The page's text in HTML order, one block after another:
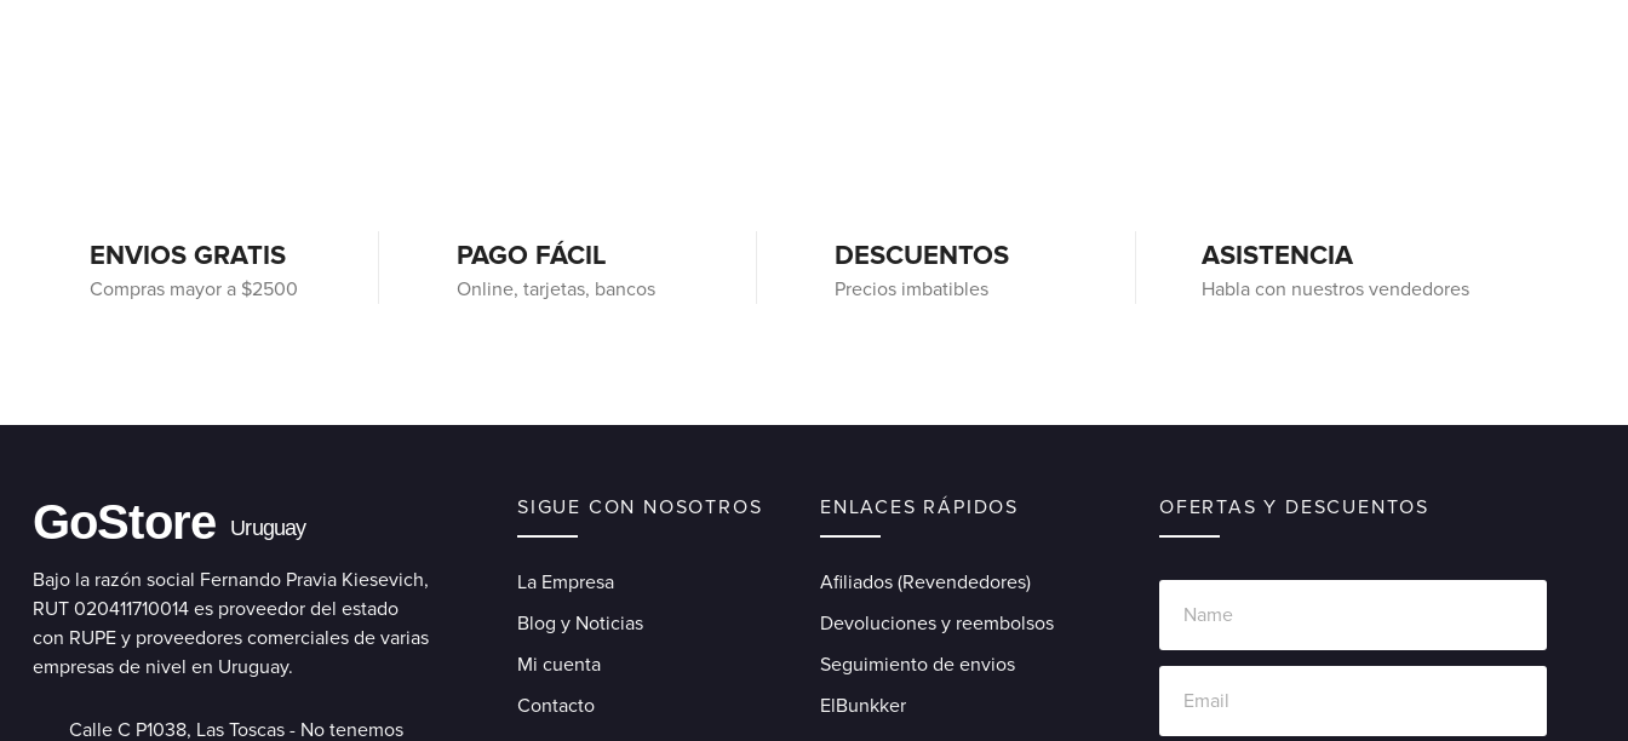
ENVIOS GRATIS
Compras mayor a $2500
PAGO FÁCIL
Online, tarjetas, bancos
DESCUENTOS
Precios imbatibles
ASISTENCIA
Habla con nuestros vendedores
GoStore Uruguay
Bajo la razón social Fernando Pravia Kiesevich,
RUT 020411710014 es proveedor del estado
con RUPE y proveedores comerciales de varias
empresas de nivel en Uruguay.
Calle C P1038, Las Toscas - No tenemos
SIGUE CON NOSOTROS
La Empresa
Blog y Noticias
Mi cuenta
Contacto
ENLACES RÁPIDOS
Afiliados (Revendedores)
Devoluciones y reembolsos
Seguimiento de envios
ElBunkker
OFERTAS Y DESCUENTOS